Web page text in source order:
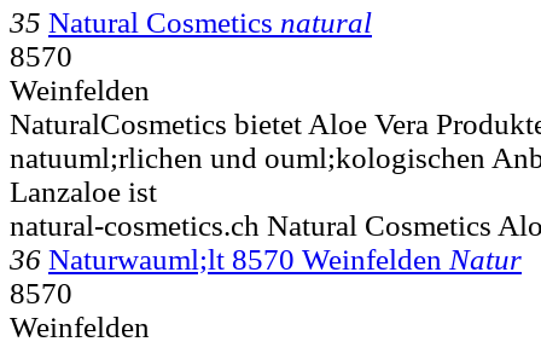
35 Natural Cosmetics natural
8570
Weinfelden
NaturalCosmetics bietet Aloe Vera
natuuml;rlichen und ouml;kologischen
Lanzaloe ist
natural-cosmetics.ch Natural Cosmetics
36 Naturwauml;lt 8570 Weinfelden Natur
8570
Weinfelden